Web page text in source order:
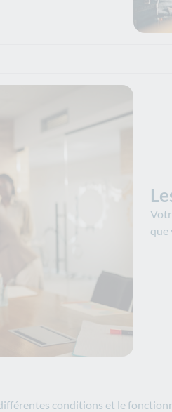
que
conditions et le